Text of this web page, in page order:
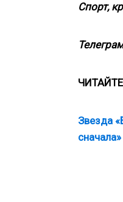
Спорт,
ЧИТАЙТЕ
Звезда
сначала»